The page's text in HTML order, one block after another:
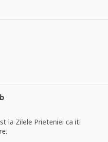
la Zilele Prieteniei ca iti